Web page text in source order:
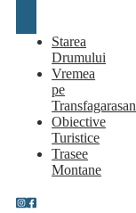
Starea
Drumului
Vremea
pe
Transfagarasan
Obiective
Turistice
Trasee
Montane